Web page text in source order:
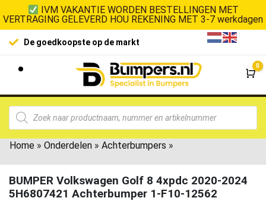
IVM VAKANTIE WORDEN BESTELLINGEN MET
VERTRAGING GELEVERD HOU REKENING MET 3-7 werkdagen
De goedkoopste op de markt
0
Home » Onderdelen » Achterbumpers »
BUMPER Volkswagen Golf 8 4xpdc 2020-2024
5H6807421 Achterbumper 1-F10-12562